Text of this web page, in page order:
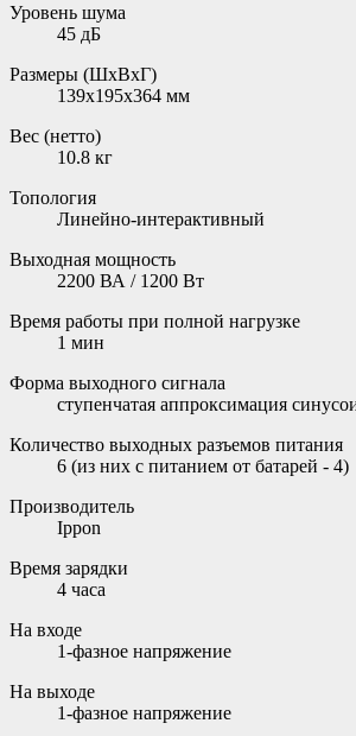
Уровень шума
45 дБ
Размеры (ШxВxГ)
139x195x364 мм
Вес (нетто)
10.8 кг
Топология
Линейно-интерактивный
Выходная мощность
2200 ВА / 1200 Вт
Время работы при полной нагрузке
1 мин
Форма выходного сигнала
ступенчатая аппроксимация
Количество выходных разъемов питания
6 (из них с питанием от батарей - 4)
Производитель
Ippon
Время зарядки
4 часа
На входе
1-фазное напряжение
На выходе
1-фазное напряжение